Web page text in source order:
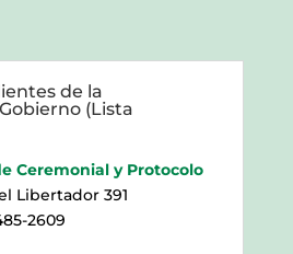
de la
(Lista
Ceremonial y Protocolo
Libertador 391
2609